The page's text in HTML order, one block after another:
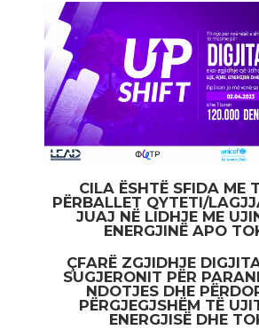
CILA ËSHTË SFIDA ME
PËRBALLET QYTETI/
JUAJ NË LIDHJE ME
ENERGJINË APO
ÇFARË ZGJIDHJE
SUGJERONIT PËR
NDOTJES DHE
PËRGJEGJSHËM TË
ENERGJISË DHE